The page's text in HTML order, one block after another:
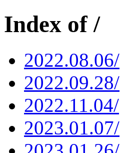
Index of /
2022.08.06/
2022.09.28/
2022.11.04/
2023.01.07/